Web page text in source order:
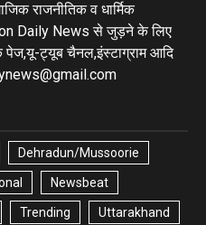
राजनीतिक व धार्मिक
Daily News से जुड़ने के लिए
पेज,यू-ट्यूब चैनल,इंस्टाग्राम आदि
Dehradun/Mussoorie
Newsbeat
Trending Uttarakhand